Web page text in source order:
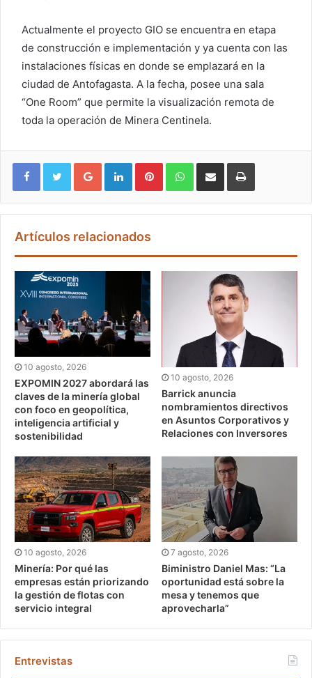
Actualmente el proyecto GIO se encuentra en etapa
de construcción e implementación y ya cuenta con las
instalaciones físicas en donde se emplazará en la
ciudad de Antofagasta. A la fecha, posee una sala
“One Room” que permite la visualización remota de
toda la operación de Minera Centinela.
Google+ LinkedIn Pinterest WhatsApp
Artículos relacionados
10 agosto, 2026
EXPOMIN 2027 abordará las
claves de la minería global
con foco en geopolítica,
inteligencia artificial y
sostenibilidad
10 agosto, 2026
Barrick anuncia
nombramientos directivos
en Asuntos Corporativos y
Relaciones con Inversores
10 agosto, 2026
Minería: Por qué las
empresas están priorizando
la gestión de flotas con
servicio integral
7 agosto, 2026
Biministro Daniel Mas: “La
oportunidad está sobre la
mesa y tenemos que
aprovecharla”
Entrevistas